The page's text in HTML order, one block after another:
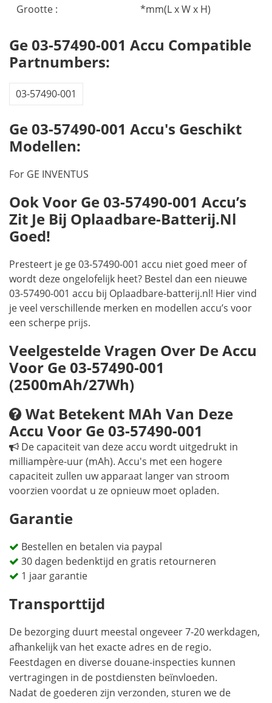
Grootte : *mm(L x W x H)
Ge 03-57490-001 Accu Compatible
Partnumbers:
03-57490-001
Ge 03-57490-001 Accu's Geschikt
Modellen:
For GE INVENTUS
Ook Voor Ge 03-57490-001 Accu’s
Zit Je Bij Oplaadbare-Batterij.nl
Goed!
Presteert je ge 03-57490-001 accu niet goed meer of
wordt deze ongelofelijk heet? Bestel dan een nieuwe
03-57490-001 accu bij Oplaadbare-batterij.nl! Hier vind
je veel verschillende merken en modellen accu’s voor
een scherpe prijs.
Veelgestelde Vragen Over De Accu
Voor Ge 03-57490-001
(2500mAh/27Wh)
Wat Betekent MAh Van Deze
Accu Voor Ge 03-57490-001
De capaciteit van deze accu wordt uitgedrukt in
milliampère-uur (mAh). Accu's met een hogere
capaciteit zullen uw apparaat langer van stroom
voorzien voordat u ze opnieuw moet opladen.
Garantie
Bestellen en betalen via paypal
30 dagen bedenktijd en gratis retourneren
1 jaar garantie
Transporttijd
De bezorging duurt meestal ongeveer 7-20 werkdagen,
afhankelijk van het exacte adres en de regio.
Feestdagen en diverse douane-inspecties kunnen
vertragingen in de postdiensten beïnvloeden.
Nadat de goederen zijn verzonden, sturen we de